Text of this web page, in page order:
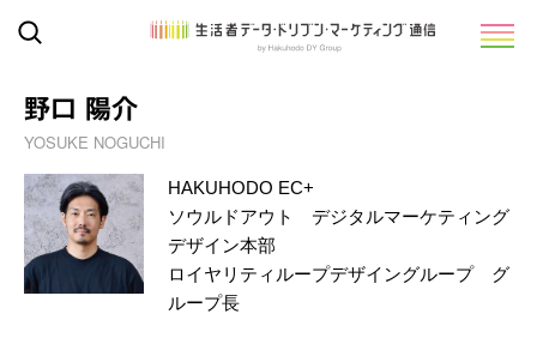
野口 陽介
YOSUKE NOGUCHI
HAKUHODO EC+
ソウルドアウト デジタルマーケティング
デザイン本部
ロイヤリティループデザイングループ グ
ループ長